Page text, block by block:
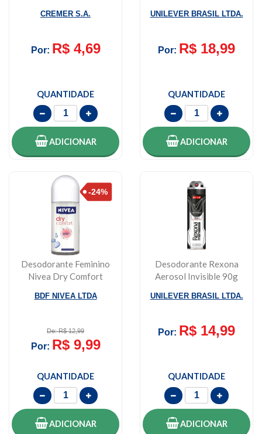
CREMER S.A.
Por: R$ 4,69
QUANTIDADE
ADICIONAR
UNILEVER BRASIL LTDA.
Por: R$ 18,99
QUANTIDADE
ADICIONAR
Desodorante Feminino
Nivea Dry Comfort
BDF NIVEA LTDA
De: R$ 12,99
Por: R$ 9,99
QUANTIDADE
ADICIONAR
Desodorante Rexona
Aerosol Invisible 90g
UNILEVER BRASIL LTDA.
Por: R$ 14,99
QUANTIDADE
ADICIONAR